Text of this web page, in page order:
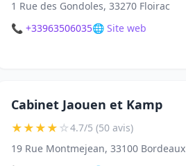
1 Rue des Gondoles, 33270 Floirac
📞 +33963506035🌐 Site web
Cabinet Jaouen et Kamp
★★★★☆4.7/5 (50 avis)
19 Rue Montmejean, 33100 Bordeaux